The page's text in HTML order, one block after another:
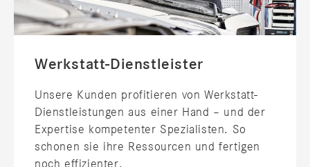
Werkstatt-Dienstleister
Unsere Kunden profitieren von Werkstatt-
Dienstleistungen aus einer Hand – und der
Expertise kompetenter Spezialisten. So
schonen sie ihre Ressourcen und fertigen
noch effizienter.